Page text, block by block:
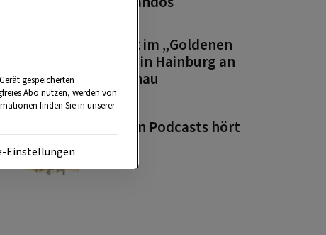
Zu Gast im „Goldenen
Anker“ in Hainburg an
der Donau
PODCAST
Wie man Podcasts hört
gespeicherten
Abo nutzen, werden von
finden Sie in unserer
Einstellungen